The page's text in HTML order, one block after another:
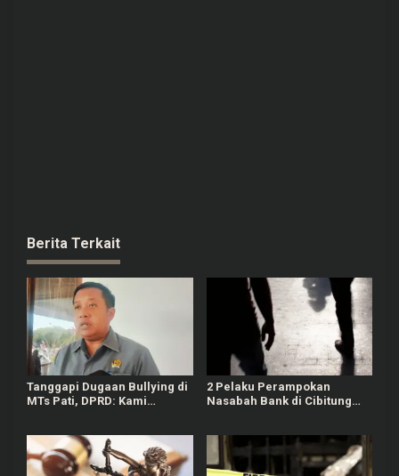
Berita Terkait
Tanggapi Dugaan Bullying di
MTs Pati, DPRD: Kami
2 Pelaku Perampokan
Nasabah Bank di Cibitung